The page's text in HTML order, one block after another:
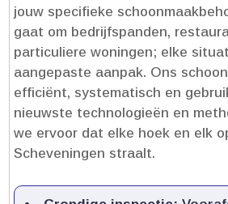
jouw specifieke
gaat om bedrijfspanden,
particuliere woningen; elke
aangepaste aanpak.​ Ons
efficiënt, systematisch en
nieuwste technologieën en
we ervoor dat elke hoek en elk
Scheveningen straalt.​